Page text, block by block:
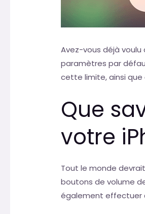
Avez-vous déjà
paramètres par
cette limite, ainsi
Que
votre
Tout le monde
boutons de volume
également effectuer